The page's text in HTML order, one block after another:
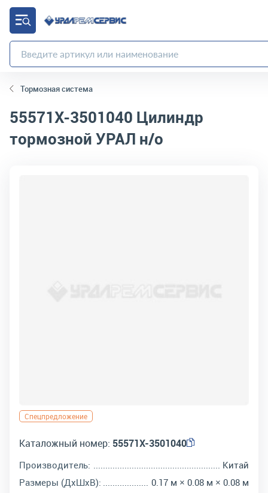
Тормозная система
55571Х-3501040 Цилиндр
тормозной УРАЛ н/о
Спецпредложение
Каталожный номер: 55571Х-3501040
Производитель:
Китай
Размеры (ДхШхВ):
0.17 м × 0.08 м × 0.08 м